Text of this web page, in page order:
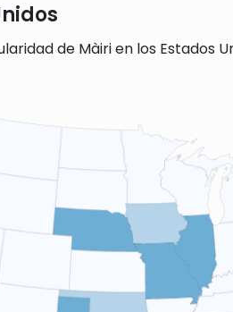
de Màiri en los Estados